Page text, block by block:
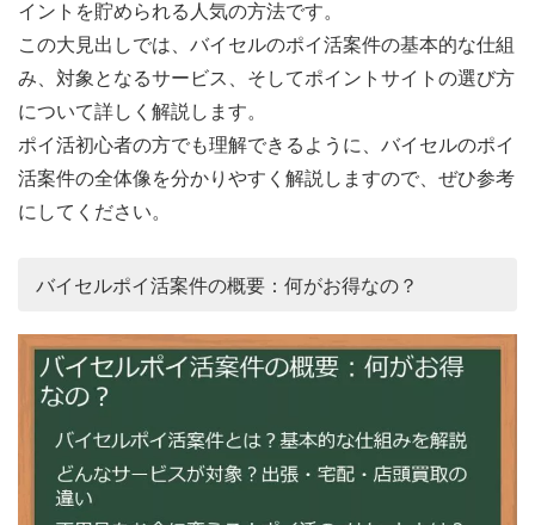
イントを貯められる人気の方法です。
この大見出しでは、バイセルのポイ活案件の基本的な仕組
み、対象となるサービス、そしてポイントサイトの選び方
について詳しく解説します。
ポイ活初心者の方でも理解できるように、バイセルのポイ
活案件の全体像を分かりやすく解説しますので、ぜひ参考
にしてください。
バイセルポイ活案件の概要：何がお得なの？